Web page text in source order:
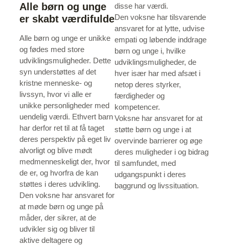
Alle børn og unge
er skabt værdifulde
Alle børn og unge er unikke
og fødes med store
udviklingsmuligheder. Dette
syn understøttes af det
kristne menneske- og
livssyn, hvor vi alle er
unikke personligheder med
uendelig værdi. Ethvert barn
har derfor ret til at få taget
deres perspektiv på eget liv
alvorligt og blive mødt
medmenneskeligt der, hvor
de er, og hvorfra de kan
støttes i deres udvikling.
Den voksne har ansvaret for
at møde børn og unge på
måder, der sikrer, at de
udvikler sig og bliver til
aktive deltagere og
disse har værdi.
Den voksne har tilsvarende
ansvaret for at lytte, udvise
empati og løbende inddrage
børn og unge i, hvilke
udviklingsmuligheder, de
hver især har med afsæt i
netop deres styrker,
færdigheder og
kompetencer.
Voksne har ansvaret for at
støtte børn og unge i at
overvinde barrierer og øge
deres muligheder i og bidrag
til samfundet, med
udgangspunkt i deres
baggrund og livssituation.